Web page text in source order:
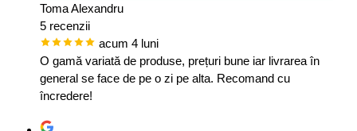
Toma Alexandru
5 recenzii
acum 4 luni
O gamă variată de produse, prețuri bune iar livrarea în
general se face de pe o zi pe alta. Recomand cu
încredere!